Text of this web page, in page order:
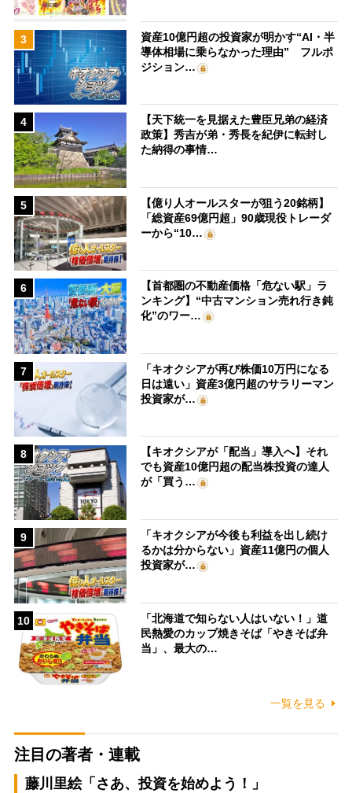
3
資産10億円超の投資家が明かす“AI・半
導体相場に乗らなかった理由” フルポ
ジション…
4
【天下統一を見据えた豊臣兄弟の経済
政策】秀吉が弟・秀長を紀伊に転封し
た納得の事情…
5
【億り人オールスターが狙う20銘柄】
「総資産69億円超」90歳現役トレーダ
ーから“10…
6
【首都圏の不動産価格「危ない駅」ラ
ンキング】“中古マンション売れ行き鈍
化”のワー…
7
「キオクシアが再び株価10万円になる
日は遠い」資産3億円超のサラリーマン
投資家が…
8
【キオクシアが「配当」導入へ】それ
でも資産10億円超の配当株投資の達人
が「買う…
9
「キオクシアが今後も利益を出し続け
るかは分からない」資産11億円の個人
投資家が…
10
「北海道で知らない人はいない！」道
民熱愛のカップ焼きそば「やきそば弁
当」、最大の…
一覧を見る
注目の著者・連載
藤川里絵「さあ、投資を始めよう！」